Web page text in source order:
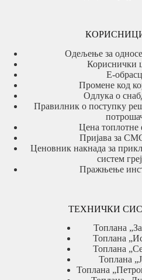
Одељење за
Кориснички
Е-
Промене код
Одлука о
Правилник о поступку
Цена топлотне
Пријава за
Ценовник накнада за
систем
Пражњење
ТЕХНИЧКИ
Топлана
Топлана
Топлана
Топлана
Топлана